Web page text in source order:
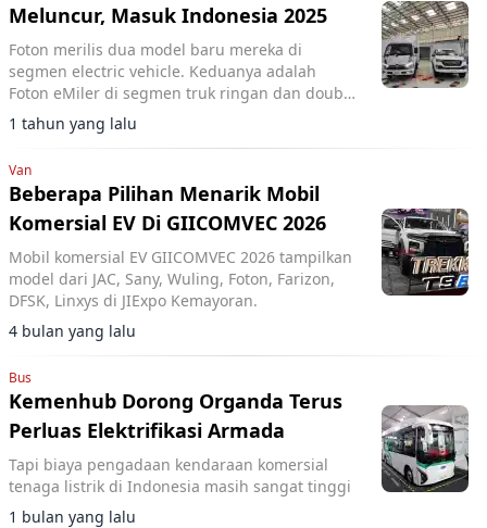
Meluncur, Masuk Indonesia 2025
Foton merilis dua model baru mereka di
segmen electric vehicle. Keduanya adalah
Foton eMiler di segmen truk ringan dan double
cabin, Foton eTunland.
1 tahun yang lalu
Van
Beberapa Pilihan Menarik Mobil
Komersial EV Di GIICOMVEC 2026
Mobil komersial EV GIICOMVEC 2026 tampilkan
model dari JAC, Sany, Wuling, Foton, Farizon,
DFSK, Linxys di JIExpo Kemayoran.
4 bulan yang lalu
Bus
Kemenhub Dorong Organda Terus
Perluas Elektrifikasi Armada
Tapi biaya pengadaan kendaraan komersial
tenaga listrik di Indonesia masih sangat tinggi
1 bulan yang lalu